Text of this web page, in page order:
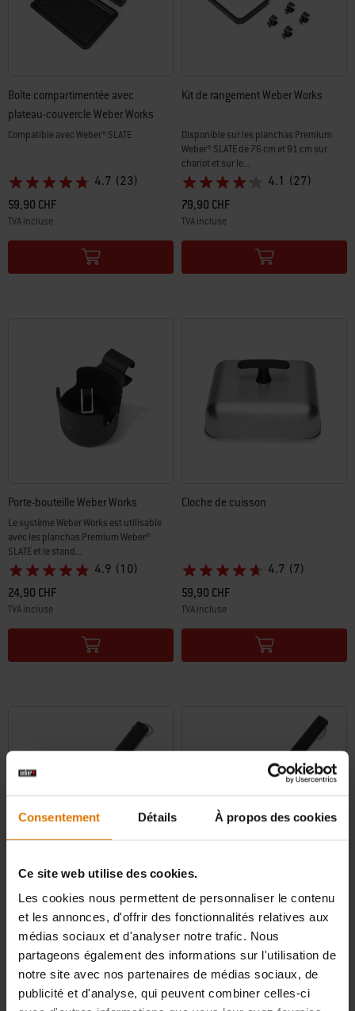
Consentement Détails À propos des cookies
Ce site web utilise des cookies.
Les cookies nous permettent de personnaliser le contenu
et les annonces, d'offrir des fonctionnalités relatives aux
médias sociaux et d'analyser notre trafic. Nous
partageons également des informations sur l'utilisation de
notre site avec nos partenaires de médias sociaux, de
publicité et d'analyse, qui peuvent combiner celles-ci
Boîte compartimentée avec
plateau-couvercle Weber Works
Compatible avec Weber® SLATE
4.7 (23)
59,90 CHF
TVA incluse
Color Options
Kit de rangement Weber Works
Disponible sur les planchas Premium
Weber® SLATE de 76 cm et 91 cm sur
chariot et sur le...
4.1
(27)
79,90 CHF
TVA incluse
Color Options
Porte-bouteille Weber Works
Le système Weber Works est utilisable
avec les planchas Premium Weber®
SLATE et le stand...
4.9 (10)
24,90 CHF
TVA incluse
Color Options
Cloche de cuisson
4.7 (7)
59,90 CHF
TVA incluse
Color Options
Grattoir pour plancha
4.6 (13)
33,90 CHF
TVA incluse
Color Options
Spatule pour plancha
5.0 (4)
33,90 CHF
TVA incluse
Color Options